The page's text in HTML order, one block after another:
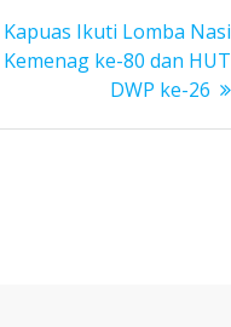
Ikuti Lomba Nasi
ke-80 dan HUT
DWP ke-26